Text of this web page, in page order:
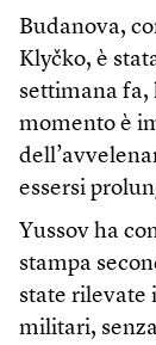
Budanova,
Klyčko, è
settimana fa,
momento è
essersi
Yussov ha
stampa
state rilevate
militari,